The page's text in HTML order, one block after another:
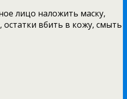
лицо наложить маску,
остатки вбить в кожу, смыть